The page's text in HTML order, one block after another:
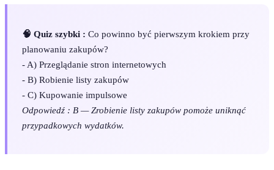
🧠 Quiz szybki : Co powinno być pierwszym krokiem przy
planowaniu zakupów?
- A) Przeglądanie stron internetowych
- B) Robienie listy zakupów
- C) Kupowanie impulsowe
Odpowiedź : B — Zrobienie listy zakupów pomoże uniknąć
przypadkowych wydatków.